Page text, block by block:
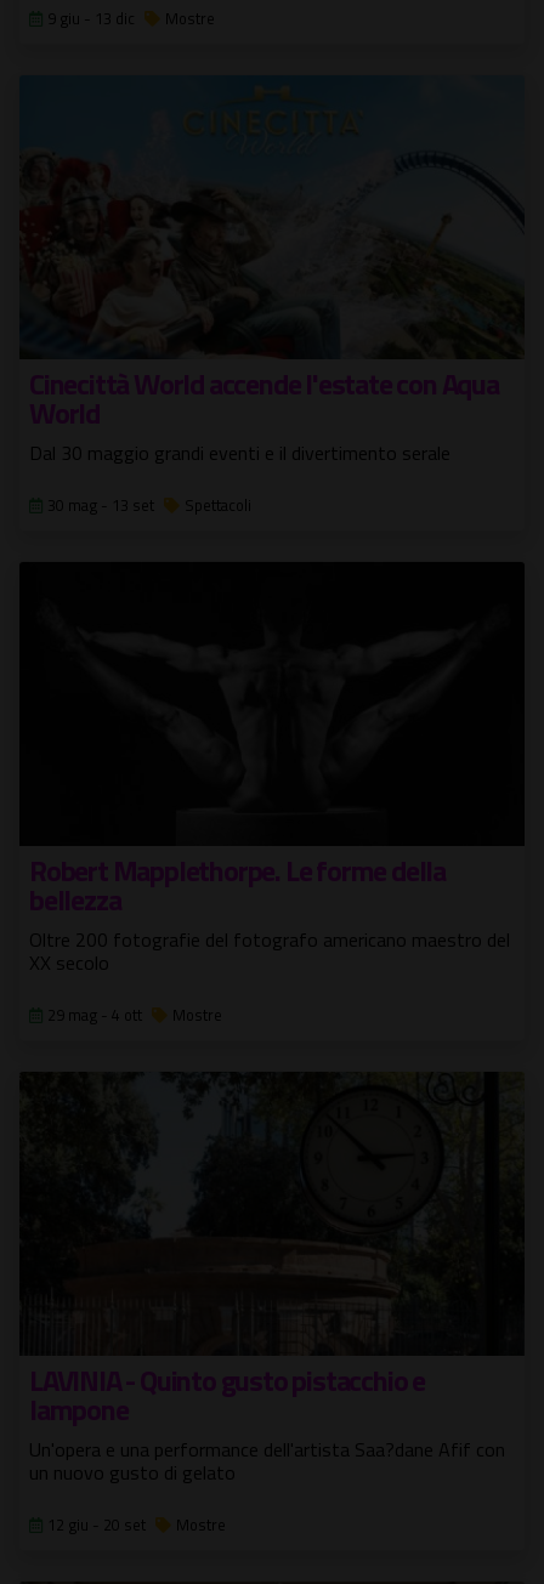
9 giu - 13 dic Mostre
Cinecittà World accende l'estate con Aqua
World
Dal 30 maggio grandi eventi e il divertimento serale
30 mag - 13 set Spettacoli
Robert Mapplethorpe. Le forme della
bellezza
Oltre 200 fotografie del fotografo americano maestro del
XX secolo
29 mag - 4 ott Mostre
LAVINIA - Quinto gusto pistacchio e
lampone
Un'opera e una performance dell'artista Saa?dane Afif con
un nuovo gusto di gelato
12 giu - 20 set Mostre